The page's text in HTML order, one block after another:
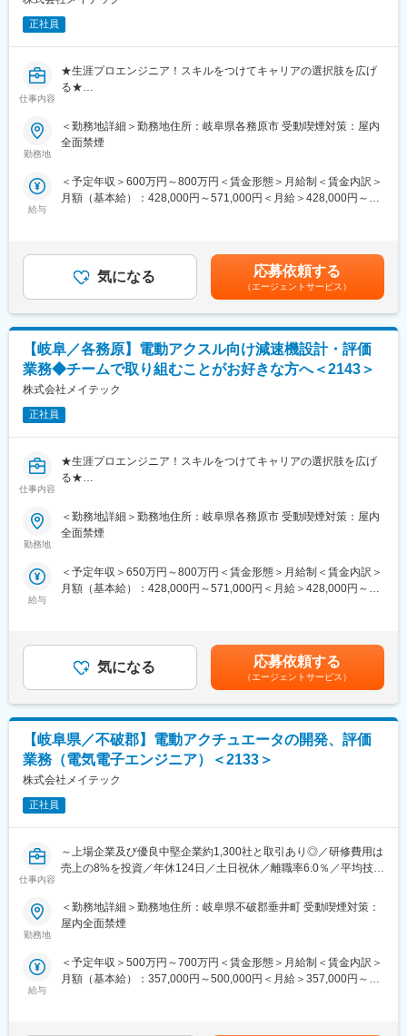
に上流から携われるやりがいあるポジションです。
■同社の魅力：
◇ワークライフバランスの整った環境◇
年間休日124日、1分単位で就業時間を管理し残業代全額支給（平
均残業30h）
的に関われる◇
上場企業を中心に創業以来グループで4000社を超える顧客にサー
ンドエンジニアの幅広い層のエンジニアを派遣しています。
「仲間同士、認め合い、支えあう」ことが同社のDNAです。
また、OJT期間は最長1年間となるため、ご自身の成長曲線に合わ
せて業務を習得・独り立ちいただくことが可能です。
■評価制度：
実績・プロセス半々となります。評価項目は売上ではなく、エン
ジニアの市場価値向上を目的に【契約対価向上（エンジニアの時
給UP等）】に重きを置き、数字や目先の利益に追われることな
く、質に向き合って取り組めます。
変更の範囲：会社の定める業務
正社員
仕事内容
★生涯プロエンジニア！スキルをつけてキャリアの選択肢を広げ
る★
・上場企業・優良中堅企業1,300社と取引中！
・2026年度も売上1,300億円超の見込み。5年連続で過去最高を更
す。
続けるための会社。
時代が変わっても通用するプロエンジニアを育てる独自制度があ
ります。
～上場企業及び優良中堅企業約1,300社と取引あり◎／研修費用は
売上の8%を投資／年休124日／土日祝休／離職率6.0％／平均技術
単価はトップクラス／大手取引多数／WEB面接実施可～
■具体的な職務内容：
■魅力ポイント：
い設計経験が積めることも魅力です。
会社／三菱重工業株式会社／パナソニック株式会社／株式会社ニ
コン／トヨタ自動車株式会社／株式会社日立ハイテク／株式会社
■当社について：
・当社はエンジニア派遣に特化し、自動車、産業用機器、半導
体、情報通信機器などの企業に高度な技術力を提供しています。
特に設計開発から評価試験までのミドルレンジの製品開発を強み
とし、AIやIoTなどの技術革新に対応しています。
■教育／研修体制：
・長年構築してきた教育／研修体制により、エンジニアは常に顧
客のニーズに応えられるよう最新技術を学び続けています。現役
勤務地
＜勤務地詳細＞勤務地住所：岐阜県各務原市 受動喫煙対策：屋内
全面禁煙
給与
＜予定年収＞600万円～800万円＜賃金形態＞月給制＜賃金内訳＞
月額（基本給）：428,000円～571,000円＜月給＞428,000円～
目安の金額であり、選考を通じて上下する可能性があります。月
給(月額)は固定手当を含めた表記です。
気になる 応募依頼する
（エージェントサービス）
【岐阜／各務原】電動アクスル向け減速機設計・評価
業務◆チームで取り組むことがお好きな方へ＜2143＞
株式会社メイテック
正社員
仕事内容
★生涯プロエンジニア！スキルをつけてキャリアの選択肢を広げ
る★
・上場企業・優良中堅企業1,300社と取引中！
・2026年度も売上1,300億円超の見込み。5年連続で過去最高を更
す。
続けるための会社。
時代が変わっても通用するプロエンジニアを育てる独自制度があ
ります！
■具体的な職務内容：
・減速機設計、評価、試験対応業務。自身で設計したものを外部
業者と一緒に試験結果を纏め、受注元へ提出、説明を行う。
■魅力ポイント：
■主要取引先：
株式会社デンソー／ソニーセミコンダクタソリューションズ株式
コン／トヨタ自動車株式会社／株式会社日立ハイテク／株式会社
SUBARU／株式会社デンソーテン／テルモ株式会社 など約1300
■当社について：
・当社はエンジニア派遣に特化し、自動車、産業用機器、半導
とし、AIやIoTなどの技術革新に対応しています。
勤務地
＜勤務地詳細＞勤務地住所：岐阜県各務原市 受動喫煙対策：屋内
全面禁煙
給与
＜予定年収＞650万円～800万円＜賃金形態＞月給制＜賃金内訳＞
月額（基本給）：428,000円～571,000円＜月給＞428,000円～
目安の金額であり、選考を通じて上下する可能性があります。月
給(月額)は固定手当を含めた表記です。
気になる 応募依頼する
（エージェントサービス）
【岐阜県／不破郡】電動アクチュエータの開発、評価
業務（電気電子エンジニア）＜2133＞
株式会社メイテック
正社員
仕事内容
～上場企業及び優良中堅企業約1,300社と取引あり◎／研修費用は
売上の8%を投資／年休124日／土日祝休／離職率6.0％／平均技術
■具体的な職務内容：
■魅力ポイント：
勤務地
＜勤務地詳細＞勤務地住所：岐阜県不破郡垂井町 受動喫煙対策：
屋内全面禁煙
給与
＜予定年収＞500万円～700万円＜賃金形態＞月給制＜賃金内訳＞
月額（基本給）：357,000円～500,000円＜月給＞357,000円～